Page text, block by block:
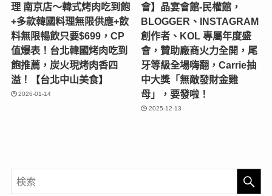
理 南京店～韓式烤肉吃到飽
+多款韓國料理無限供應+飲
料無限暢飲只要$699，CP
值爆表！台北韓國烤肉吃到
飽推薦，炭火現烤肉香四
溢！【台北中山美食】
2026-01-14
會】晶宴會館-民權館，
BLOGGER、INSTAGRAM
創作者、KOL 專屬年度盛
會，贊助廠商火力全開，尾
牙等級全場嗨翻，Carrie抽
中大獎「無敵發財金雞
母」，要發啦！
2025-12-13